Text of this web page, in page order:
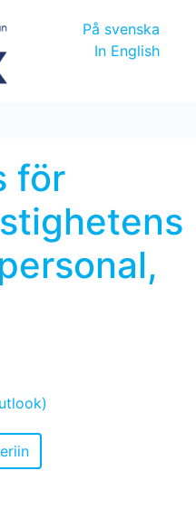
På svenska
In English
för